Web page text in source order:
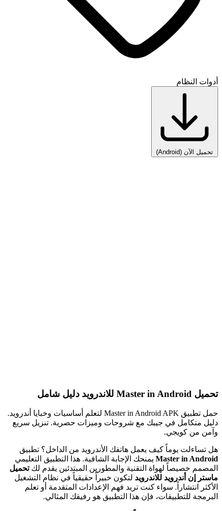
أدوات النظام
تحميل الآن (Android)
تحميل Master in Android للاندرويد دليل شامل
حمل تطبيق Master in Android APK لتعلم أساسيات وخبايا أندرويد.
دليل متكامل في جيبك مع شروحات وميزات حصرية. تنزيل سريع
وآمن من كويجي.
هل تساءلت يوماً كيف يعمل هاتفك الأندرويد من الداخل؟ تطبيق
Master in Android يمنحك الإجابة الشافية. هذا التطبيق التعليمي
المصمم خصيصاً لهواة التقنية والمطورين المبتدئين يقدم لكتحميل
ماستر إن أندرويد للاندرويد لتكون خبيراً حقيقياً في نظام التشغيل
الأكثر انتشاراً. سواء كنت تريد فهم الإعدادات المتقدمة أو تعلم
البرمجة للتطبيقات، فإن هذا التطبيق هو رفيقك المثالي.